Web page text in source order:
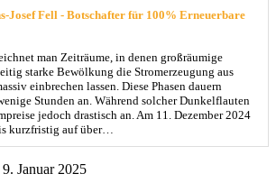
Josef Fell - Botschafter für 100% Erneuerbare
man Zeiträume, in denen großräumige
starke Bewölkung die Stromerzeugung aus
einbrechen lassen. Diese Phasen dauern
Stunden an. Während solcher Dunkelflauten
jedoch drastisch an. Am 11. Dezember 2024
kurzfristig auf über…
9. Januar 2025